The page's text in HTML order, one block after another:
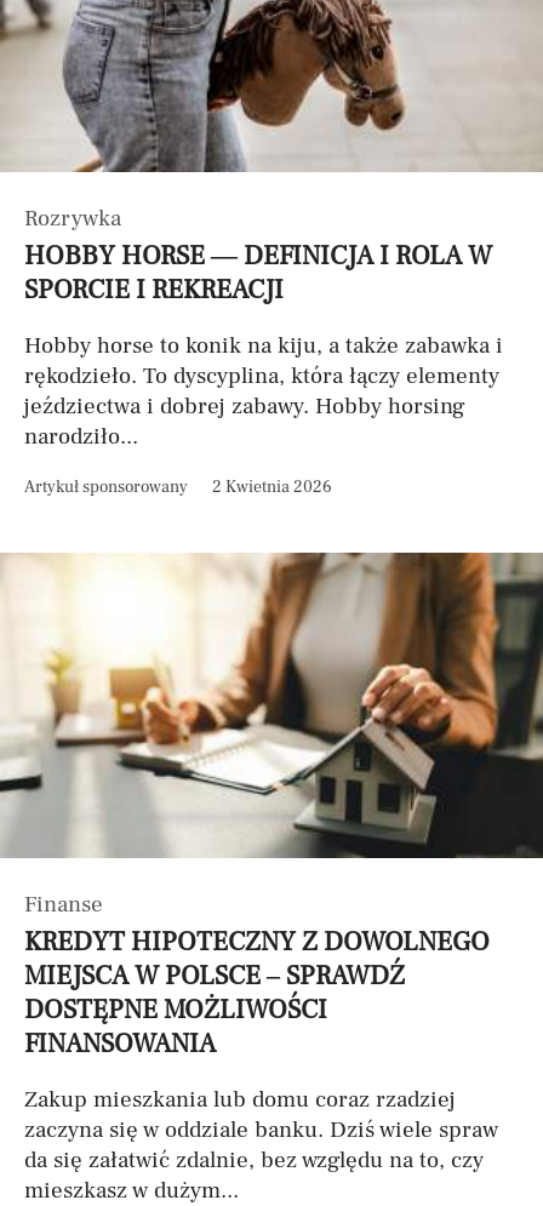
Rozrywka
HOBBY HORSE — DEFINICJA I ROLA W
SPORCIE I REKREACJI
Hobby horse to konik na kiju, a także zabawka i
rękodzieło. To dyscyplina, która łączy elementy
jeździectwa i dobrej zabawy. Hobby horsing
narodziło...
Artykuł sponsorowany 2 Kwietnia 2026
Finanse
KREDYT HIPOTECZNY Z DOWOLNEGO
MIEJSCA W POLSCE – SPRAWDŹ
DOSTĘPNE MOŻLIWOŚCI
FINANSOWANIA
Zakup mieszkania lub domu coraz rzadziej
zaczyna się w oddziale banku. Dziś wiele spraw
da się załatwić zdalnie, bez względu na to, czy
mieszkasz w dużym...